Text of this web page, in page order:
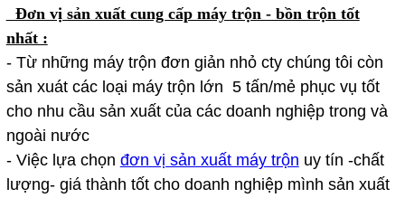
Đơn vị sản xuất cung cấp máy trộn - bồn trộn tốt
nhất :
- Từ những máy trộn đơn giản nhỏ cty chúng tôi còn
sản xuát các loại máy trộn lớn 5 tấn/mẻ phục vụ tốt
cho nhu cầu sản xuất của các doanh nghiệp trong và
ngoài nước
- Việc lựa chọn đơn vị sản xuất máy trộn uy tín -chất
lượng- giá thành tốt cho doanh nghiệp mình sản xuất